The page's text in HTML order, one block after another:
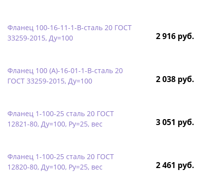
Фланец 100-16-11-1-B-сталь 20 ГОСТ
33259-2015, Ду=100
2 916 руб.
Фланец 100 (А)-16-01-1-B-сталь 20
ГОСТ 33259-2015, Ду=100
2 038 руб.
Фланец 1-100-25 сталь 20 ГОСТ
12821-80, Ду=100, Ру=25, вес
3 051 руб.
Фланец 1-100-25 сталь 20 ГОСТ
12820-80, Ду=100, Ру=25, вес
2 461 руб.